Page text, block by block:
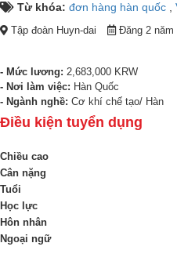
Từ khóa: đơn hàng hàn quốc
Tập đoàn Huyn-dai Đăng 2 năm
- Mức lương: 2,683,000 KRW
- Nơi làm việc: Hàn Quốc
- Ngành nghề: Cơ khí chế tạo/ Hàn
Điều kiện tuyển dụng
Chiều cao
Cân nặng
Tuổi
Học lực
Hôn nhân
Ngoại ngữ